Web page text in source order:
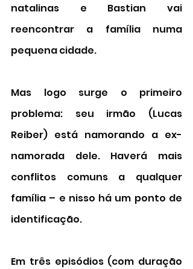
natalinas e Bastian vai
reencontrar a família numa
pequena cidade.
Mas logo surge o primeiro
problema: seu irmão (Lucas
Reiber) está namorando a ex-
namorada dele. Haverá mais
conflitos comuns a qualquer
família – e nisso há um ponto de
identificação.
Em três episódios (com duração